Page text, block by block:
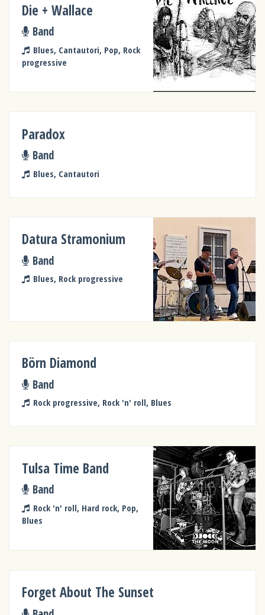
Die + Wallace
Band
Blues, Cantautori, Pop, Rock
progressive
Paradox
Band
Blues, Cantautori
Datura Stramonium
Band
Blues, Rock progressive
Börn Diamond
Band
Rock progressive, Rock 'n' roll, Blues
Tulsa Time Band
Band
Rock 'n' roll, Hard rock, Pop,
Blues
Forget About The Sunset